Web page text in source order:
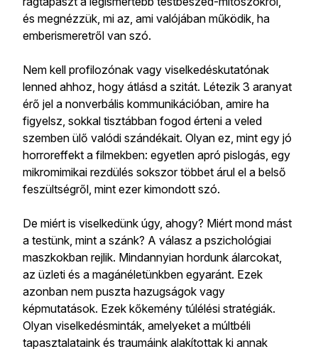
és megnézzük, mi az, ami valójában működik, ha
emberismeretről van szó.
Nem kell profilozónak vagy viselkedéskutatónak
lenned ahhoz, hogy átlásd a szitát. Létezik 3 aranyat
érő jel a nonverbális kommunikációban, amire ha
figyelsz, sokkal tisztábban fogod érteni a veled
szemben ülő valódi szándékait. Olyan ez, mint egy jó
horroreffekt a filmekben: egyetlen apró pislogás, egy
mikromimikai rezdülés sokszor többet árul el a belső
feszültségről, mint ezer kimondott szó.
De miért is viselkedünk úgy, ahogy? Miért mond mást
a testünk, mint a szánk? A válasz a pszichológiai
maszkokban rejlik. Mindannyian hordunk álarcokat,
az üzleti és a magánéletünkben egyaránt. Ezek
azonban nem puszta hazugságok vagy
képmutatások. Ezek kőkemény túlélési stratégiák.
Olyan viselkedésminták, amelyeket a múltbéli
tapasztalataink és traumáink alakítottak ki annak